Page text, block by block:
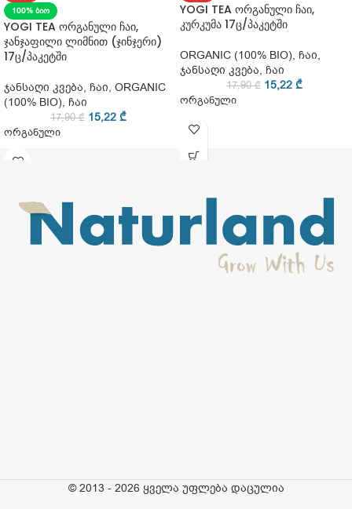
100% ᲑᲘᲝ
YOGI TEA ორგანული ჩაი,
ჯანჯაფილი ლიმნით (ჯინჯერი)
17ც/პაკეტში
ჯანსაღი კვება, ჩაი, ORGANIC
(100% BIO), ჩაი
17,90₾ 15,22 ₾
ორგანული
YOGI TEA ორგანული ჩაი,
კურკუმა 17ც/პაკეტში
ORGANIC (100% BIO), ჩაი,
ჯანსაღი კვება, ჩაი
17,90₾ 15,22 ₾
ორგანული
© 2013 - 2026 ყველა უფლება დაცულია